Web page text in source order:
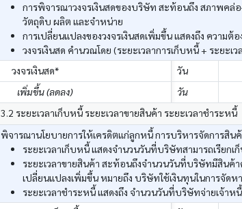
การพิจารณาวงจรเงินสดของบริษัท สะท้อนถึง สภาพคล่
วัตถุดิบ ผลิต และจำหน่าย
การเปลี่ยนแปลงของวงจรเงินสดเพิ่มขึ้น แสดงถึง ความ
วงจรเงินสด คำนวณโดย (ระยะเวลาการเก็บหนี้ + ระยะเ
วงจรเงินสด*
วัน
เพิ่มขึ้น (ลดลง) วัน
3.2 ระยะเวลาเก็บหนี้ ระยะเวลาขายสินค้า ระยะเวลาชำระหนี้
พิจารณานโยบายการให้เครดิตแก่ลูกหนี้ การบริหารจัดการสิน
ระยะเวลาเก็บหนี้ แสดงจำนวนวันที่บริษัทสามารถเรียก
ระยะเวลาขายสินค้า สะท้อนถึงจำนวนวันที่บริษัทมีสินค้
เปลี่ยนแปลงเพิ่มขึ้น หมายถึง บริษัทใช้เงินทุนในการจัดห
ระยะเวลาชำระหนี้ แสดงถึง จำนวนวันที่บริษัทจ่ายเจ้า